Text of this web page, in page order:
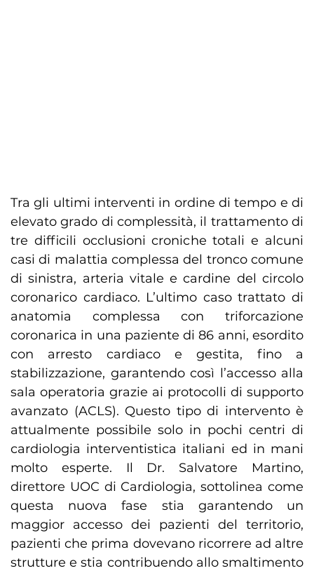
Tra gli ultimi interventi in ordine di tempo e di
elevato grado di complessità, il trattamento di
tre difficili occlusioni croniche totali e alcuni
casi di malattia complessa del tronco comune
di sinistra, arteria vitale e cardine del circolo
coronarico cardiaco. L’ultimo caso trattato di
anatomia complessa con triforcazione
coronarica in una paziente di 86 anni, esordito
con arresto cardiaco e gestita, fino a
stabilizzazione, garantendo così l’accesso alla
sala operatoria grazie ai protocolli di supporto
avanzato (ACLS). Questo tipo di intervento è
attualmente possibile solo in pochi centri di
cardiologia interventistica italiani ed in mani
molto esperte. Il Dr. Salvatore Martino,
direttore UOC di Cardiologia, sottolinea come
questa nuova fase stia garantendo un
maggior accesso dei pazienti del territorio,
pazienti che prima dovevano ricorrere ad altre
strutture e stia contribuendo allo smaltimento